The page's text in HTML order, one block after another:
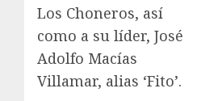
Los Choneros, así
como a su líder, José
Adolfo Macías
Villamar, alias ‘Fito’.